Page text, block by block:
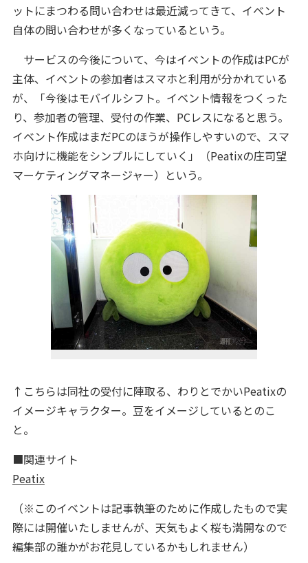
ットにまつわる問い合わせは最近減ってきて、イベント
自体の問い合わせが多くなっているという。
サービスの今後について、今はイベントの作成はPCが
主体、イベントの参加者はスマホと利用が分かれている
が、「今後はモバイルシフト。イベント情報をつくった
り、参加者の管理、受付の作業、PCレスになると思う。
イベント作成はまだPCのほうが操作しやすいので、スマ
ホ向けに機能をシンプルにしていく」（Peatixの庄司望
マーケティングマネージャー）という。
↑こちらは同社の受付に陣取る、わりとでかいPeatixの
イメージキャラクター。豆をイメージしているとのこ
と。
■関連サイト
Peatix
（※このイベントは記事執筆のために作成したもので実
際には開催いたしませんが、天気もよく桜も満開なので
編集部の誰かがお花見しているかもしれません）